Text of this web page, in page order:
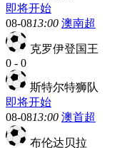
即将开始
08-0813:00 澳南超
克罗伊登国王
0 - 0
斯特尔特狮队
即将开始
08-0813:00 澳首超
布伦达贝拉